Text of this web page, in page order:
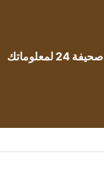
صحيفة 24 لمعلوماتك